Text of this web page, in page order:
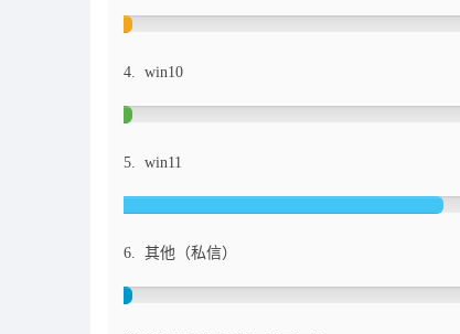
4. win10
5. win11
6. 其他（私信）